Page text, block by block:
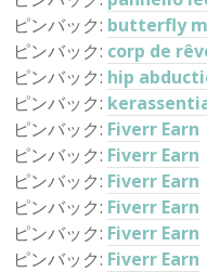
ピンバック: butterfly
ピンバック: corp de
ピンバック: hip
ピンバック:
ピンバック: Fiverr Earn
ピンバック: Fiverr Earn
ピンバック: Fiverr Earn
ピンバック: Fiverr Earn
ピンバック: Fiverr Earn
ピンバック: Fiverr Earn